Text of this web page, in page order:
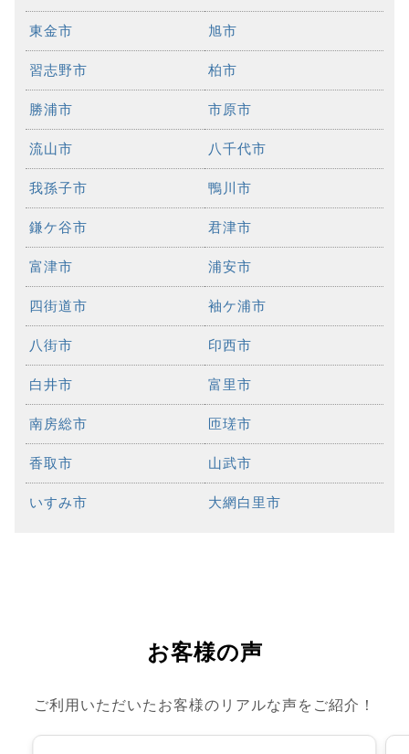
東金市 旭市
習志野市 柏市
勝浦市 市原市
流山市 八千代市
我孫子市 鴨川市
鎌ケ谷市 君津市
富津市 浦安市
四街道市 袖ケ浦市
八街市 印西市
白井市 富里市
南房総市 匝瑳市
香取市 山武市
いすみ市 大網白里市
お客様の声
ご利用いただいたお客様のリアルな声をご紹介！